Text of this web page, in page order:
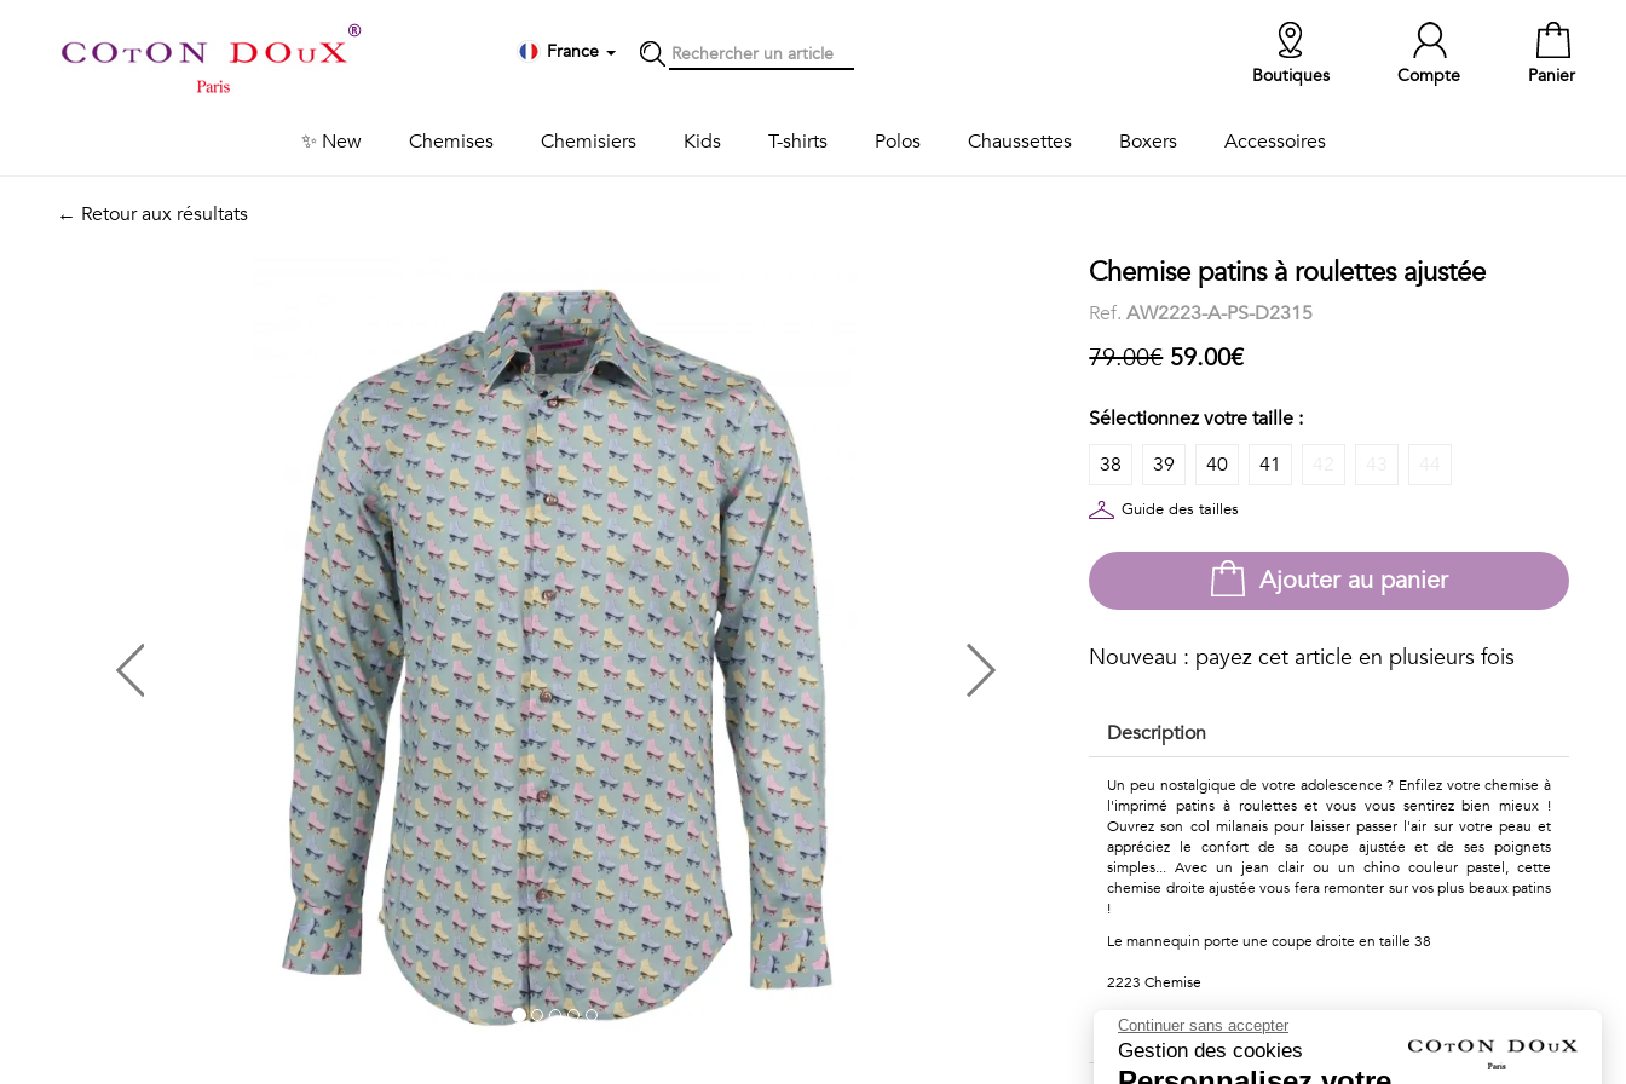
France
Panier
Compte
Boutiques
✨ New Chemises Chemisiers Kids T-shirts Polos Chaussettes Boxers Accessoires
← Retour aux résultats
Chemise patins à roulettes ajustée
Ref.AW2223-A-PS-D2315
79.00€ 59.00€
Sélectionnez votre taille :
38
39 40 41
Guide des tailles
Ajouter au panier
Nouveau : payez cet article en plusieurs fois
Description
Un peu nostalgique de votre adolescence ? Enfilez votre chemise à
l'imprimé patins à roulettes et vous vous sentirez bien mieux !
Ouvrez son col milanais pour laisser passer l'air sur votre peau et
appréciez le confort de sa coupe ajustée et de ses poignets
simples... Avec un jean clair ou un chino couleur pastel, cette
chemise droite ajustée vous fera remonter sur vos plus beaux patins
!
Le mannequin porte une coupe droite en taille 38
2223 Chemise
Composition & Entretien
Continuer sans accepter
Gestion des cookies